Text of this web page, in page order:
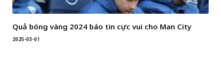
Quả bóng vàng 2024 báo tin cực vui cho Man City
2025-03-01